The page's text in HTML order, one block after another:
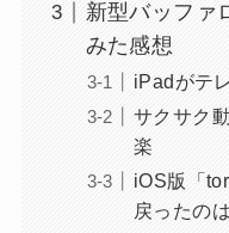
新型バッファ
みた感想
iPadがテ
サクサク
楽
iOS版「
戻ったの